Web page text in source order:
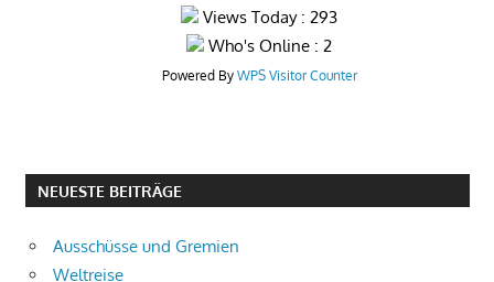
Views Today : 293
Who's Online : 2
Powered By WPS Visitor Counter
NEUESTE BEITRÄGE
Ausschüsse und Gremien
Weltreise